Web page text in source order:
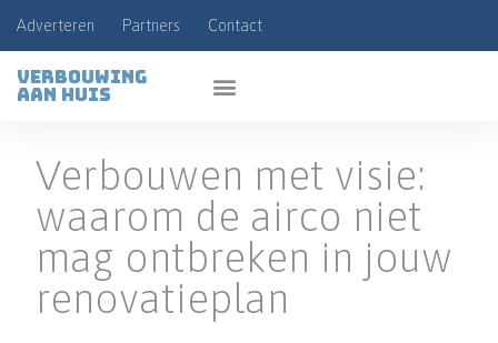
Adverteren Partners Contact
Verbouwing
aan huis
Verbouwen met visie:
waarom de airco niet
mag ontbreken in jouw
renovatieplan